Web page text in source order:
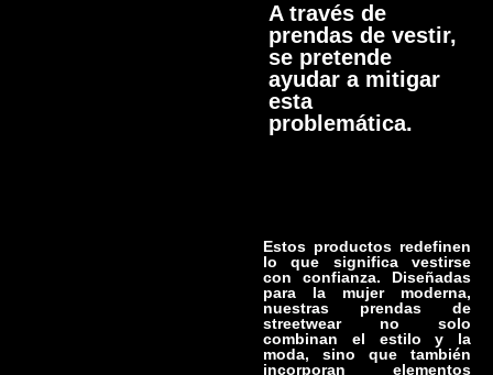
A través de
prendas de vestir,
se pretende
ayudar a mitigar
esta
problemática.
Estos productos redefinen
lo que significa vestirse
con confianza. Diseñadas
para la mujer moderna,
nuestras prendas de
streetwear no solo
combinan el estilo y la
moda, sino que también
incorporan elementos